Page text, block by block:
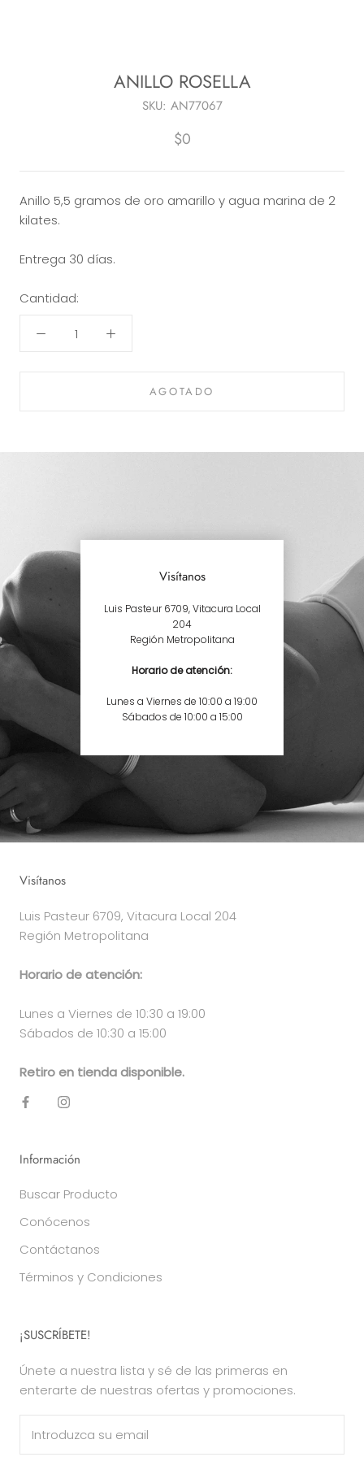
ANILLO ROSELLA
SKU: AN77067
$0
Anillo 5,5 gramos de oro amarillo y agua marina de 2
kilates.
Entrega 30 días.
Cantidad:
AGOTADO
Visítanos
Luis Pasteur 6709, Vitacura Local
204
Región Metropolitana
Horario de atención:
Lunes a Viernes de 10:00 a 19:00
Sábados de 10:00 a 15:00
Visítanos
Luis Pasteur 6709, Vitacura Local 204
Región Metropolitana
Horario de atención:
Lunes a Viernes de 10:30 a 19:00
Sábados de 10:30 a 15:00
Retiro en tienda disponible.
Información
Buscar Producto
Conócenos
Contáctanos
Términos y Condiciones
¡SUSCRÍBETE!
Únete a nuestra lista y sé de las primeras en
enterarte de nuestras ofertas y promociones.